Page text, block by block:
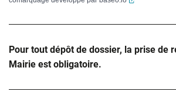
Pour tout dépôt de dossier, la prise de
Mairie est obligatoire.